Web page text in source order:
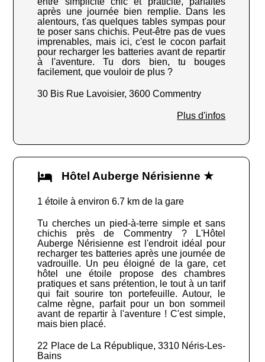
après une journée bien remplie. Dans les
alentours, t'as quelques tables sympas pour
te poser sans chichis. Peut-être pas de vues
imprenables, mais ici, c'est le cocon parfait
pour recharger les batteries avant de repartir
à l'aventure. Tu dors bien, tu bouges
facilement, que vouloir de plus ?
30 Bis Rue Lavoisier, 3600 Commentry
Plus d'infos
Hôtel Auberge Nérisienne ★
1 étoile à environ 6.7 km de la gare
Tu cherches un pied-à-terre simple et sans
chichis près de Commentry ? L'Hôtel
Auberge Nérisienne est l'endroit idéal pour
recharger tes batteries après une journée de
vadrouille. Un peu éloigné de la gare, cet
hôtel une étoile propose des chambres
pratiques et sans prétention, le tout à un tarif
qui fait sourire ton portefeuille. Autour, le
calme règne, parfait pour un bon sommeil
avant de repartir à l'aventure ! C'est simple,
mais bien placé.
22 Place de La République, 3310 Néris-Les-
Bains